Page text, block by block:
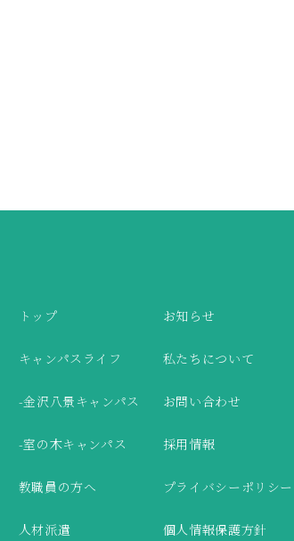
トップ
キャンパスライフ
-金沢八景キャンパス
-室の木キャンパス
教職員の方へ
人材派遣
お知らせ
私たちについて
お問い合わせ
採用情報
プライバシーポリシー
個人情報保護方針